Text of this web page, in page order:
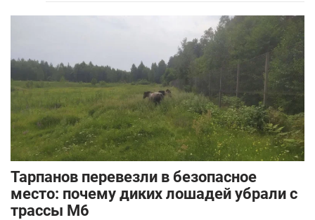
Тарпанов перевезли в безопасное
место: почему диких лошадей убрали с
трассы М6